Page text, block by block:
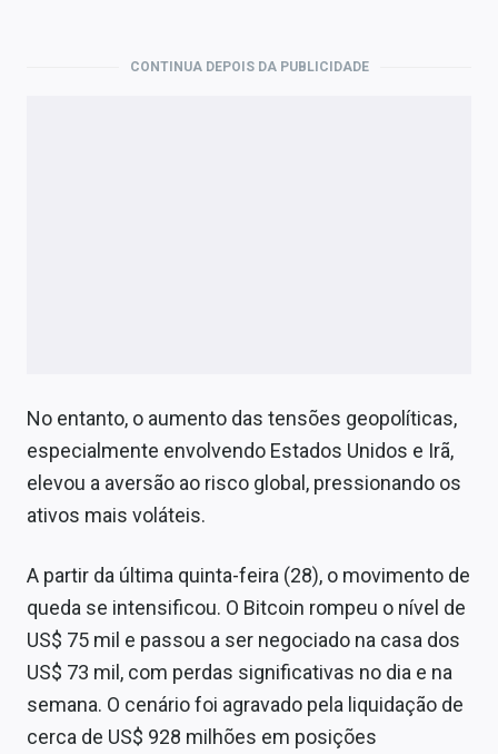
CONTINUA DEPOIS DA PUBLICIDADE
No entanto, o aumento das tensões geopolíticas,
especialmente envolvendo Estados Unidos e Irã,
elevou a aversão ao risco global, pressionando os
ativos mais voláteis.
A partir da última quinta-feira (28), o movimento de
queda se intensificou. O Bitcoin rompeu o nível de
US$ 75 mil e passou a ser negociado na casa dos
US$ 73 mil, com perdas significativas no dia e na
semana. O cenário foi agravado pela liquidação de
cerca de US$ 928 milhões em posições